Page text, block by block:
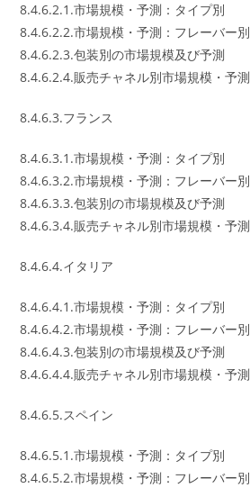
8.4.6.2.1.市場規模・予測：タイプ別
8.4.6.2.2.市場規模・予測：フレーバー別
8.4.6.2.3.包装別の市場規模及び予測
8.4.6.2.4.販売チャネル別市場規模・予測
8.4.6.3.フランス
8.4.6.3.1.市場規模・予測：タイプ別
8.4.6.3.2.市場規模・予測：フレーバー別
8.4.6.3.3.包装別の市場規模及び予測
8.4.6.3.4.販売チャネル別市場規模・予測
8.4.6.4.イタリア
8.4.6.4.1.市場規模・予測：タイプ別
8.4.6.4.2.市場規模・予測：フレーバー別
8.4.6.4.3.包装別の市場規模及び予測
8.4.6.4.4.販売チャネル別市場規模・予測
8.4.6.5.スペイン
8.4.6.5.1.市場規模・予測：タイプ別
8.4.6.5.2.市場規模・予測：フレーバー別